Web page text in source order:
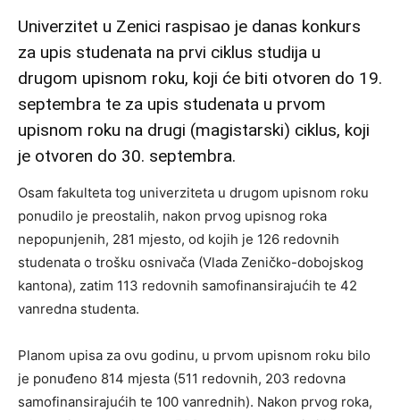
Univerzitet u Zenici raspisao je danas konkurs
za upis studenata na prvi ciklus studija u
drugom upisnom roku, koji će biti otvoren do 19.
septembra te za upis studenata u prvom
upisnom roku na drugi (magistarski) ciklus, koji
je otvoren do 30. septembra.
Osam fakulteta tog univerziteta u drugom upisnom roku
ponudilo je preostalih, nakon prvog upisnog roka
nepopunjenih, 281 mjesto, od kojih je 126 redovnih
studenata o trošku osnivača (Vlada Zeničko-dobojskog
kantona), zatim 113 redovnih samofinansirajućih te 42
vanredna studenta.
Planom upisa za ovu godinu, u prvom upisnom roku bilo
je ponuđeno 814 mjesta (511 redovnih, 203 redovna
samofinansirajućih te 100 vanrednih). Nakon prvog roka,